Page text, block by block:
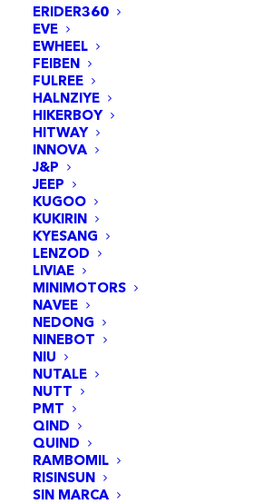
ERIDER360
EVE
EWHEEL
FEIBEN
FULREE
HALNZIYE
HIKERBOY
HITWAY
INNOVA
J&P
JEEP
KUGOO
KUKIRIN
KYESANG
LENZOD
LIVIAE
MINIMOTORS
NAVEE
NEDONG
NINEBOT
NIU
NUTALE
NUTT
PMT
QIND
QUIND
RAMBOMIL
RISINSUN
SIN MARCA
450
1 roue motrice
486wh
Batterie IP55
(étanche)
Description
Spécifications de la
trottinette